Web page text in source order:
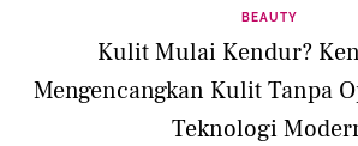
BEAUTY
Kulit Mulai Kendur?
Mengencangkan Kulit Tanpa
Teknologi